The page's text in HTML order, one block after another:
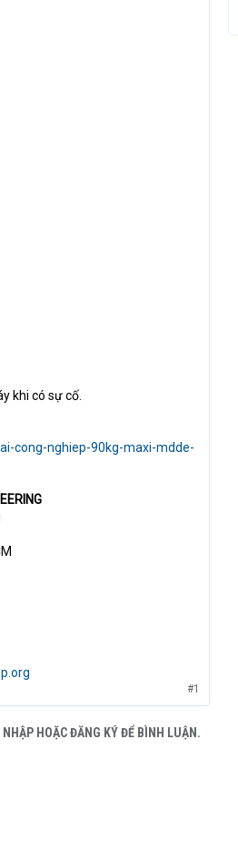
khi có sự cố.
cong-nghiep-90kg-maxi-mdde-
#1
HOẶC ĐĂNG KÝ ĐỂ BÌNH LUẬN.